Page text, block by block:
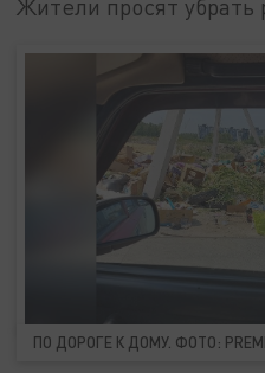
Жители просят убрать
ПО ДОРОГЕ К ДОМУ. ФОТО: